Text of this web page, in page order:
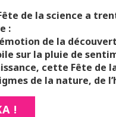
de la science a
:
de la
sur la pluie de
cette Fête de
de la nature, de
!